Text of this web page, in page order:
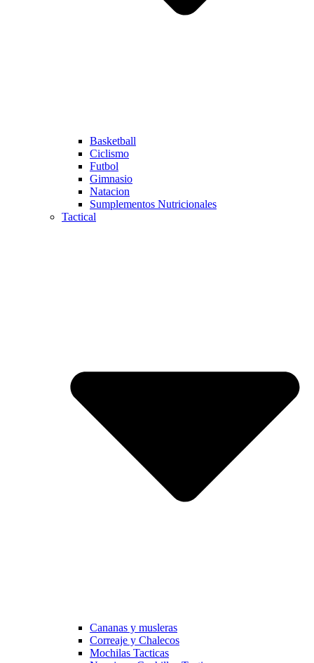
Basketball
Ciclismo
Futbol
Gimnasio
Natacion
Sumplementos Nutricionales
Tactical
Cananas y musleras
Correaje y Chalecos
Mochilas Tacticas